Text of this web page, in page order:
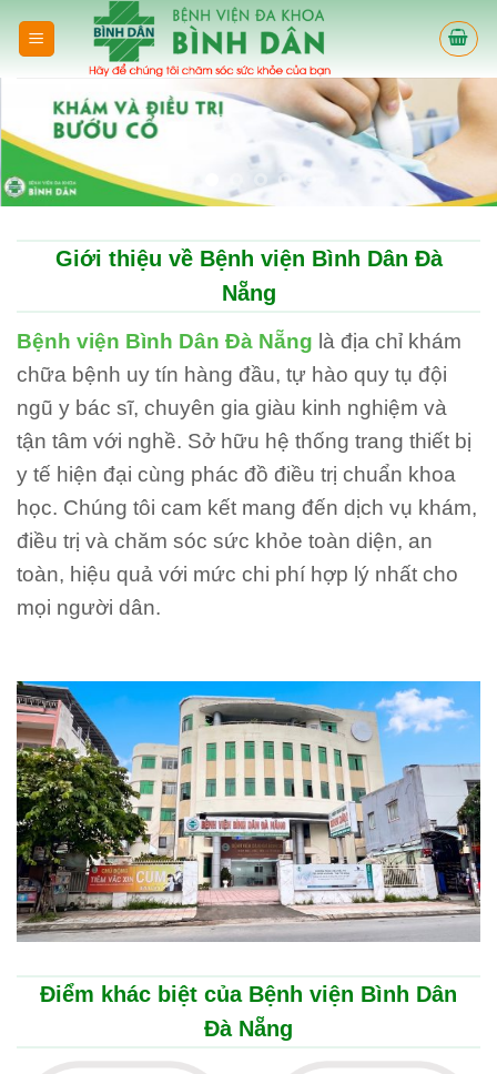
Giới thiệu về Bệnh viện Bình Dân Đà
Nẵng
Bệnh viện Bình Dân Đà Nẵng là địa chỉ khám
chữa bệnh uy tín hàng đầu, tự hào quy tụ đội
ngũ y bác sĩ, chuyên gia giàu kinh nghiệm và
tận tâm với nghề. Sở hữu hệ thống trang thiết bị
y tế hiện đại cùng phác đồ điều trị chuẩn khoa
học. Chúng tôi cam kết mang đến dịch vụ khám,
điều trị và chăm sóc sức khỏe toàn diện, an
toàn, hiệu quả với mức chi phí hợp lý nhất cho
mọi người dân.
Điểm khác biệt của Bệnh viện Bình Dân
Đà Nẵng